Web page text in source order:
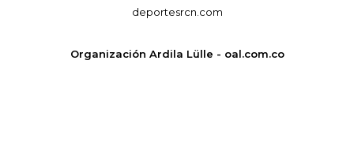
deportesrcn.com
Organización Ardila Lülle - oal.com.co